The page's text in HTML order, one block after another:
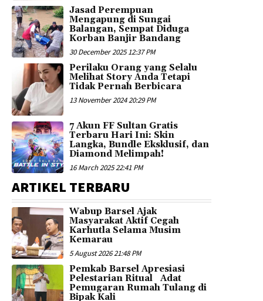
Jasad Perempuan
Mengapung di Sungai
Balangan, Sempat Diduga
Korban Banjir Bandang
30 December 2025 12:37 PM
Perilaku Orang yang Selalu
Melihat Story Anda Tetapi
Tidak Pernah Berbicara
13 November 2024 20:29 PM
7 Akun FF Sultan Gratis
Terbaru Hari Ini: Skin
Langka, Bundle Eksklusif, dan
Diamond Melimpah!
16 March 2025 22:41 PM
ARTIKEL TERBARU
Wabup Barsel Ajak
Masyarakat Aktif Cegah
Karhutla Selama Musim
Kemarau
5 August 2026 21:48 PM
Pemkab Barsel Apresiasi
Pelestarian Ritual Adat
Pemugaran Rumah Tulang di
Bipak Kali